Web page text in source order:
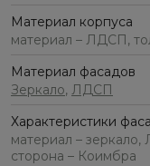
Материал корпуса
материал – ЛДСП,
Материал фасадов
Зеркало, ЛДСП
Характеристики
материал –
сторона – Коимбра